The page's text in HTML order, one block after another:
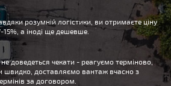
розумній логістики, ви отримаєте ціну
а іноді ще дешевше.
доведеться чекати - реагуємо терміново,
доставляємо вантаж вчасно з
за договором.